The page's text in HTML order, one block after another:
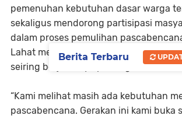
pemenuhan kebutuhan dasar warga
sekaligus mendorong partisipasi
dalam proses pemulihan
Lahat menilai, solidaritas publik tetap
seiring berjalannya penanganan
“Kami melihat masih ada kebutuhan
pascabencana. Gerakan ini kami buka
Berita Terbaru